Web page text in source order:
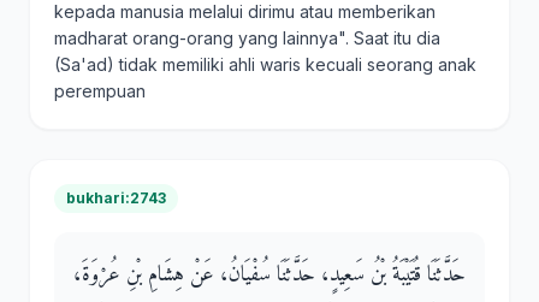
kepada manusia melalui dirimu atau memberikan
madharat orang-orang yang lainnya". Saat itu dia
(Sa'ad) tidak memiliki ahli waris kecuali seorang anak
perempuan
bukhari:2743
حَدَّثَنَا قُتَيْبَةُ بْنُ سَعِيدٍ، حَدَّثَنَا سُفْيَانُ، عَنْ هِشَامِ بْنِ عُرْوَةَ،